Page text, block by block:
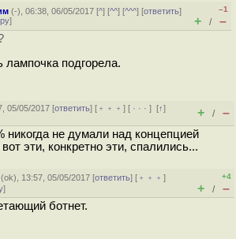
(-), 06:38, 06/05/2017 [^] [^^] [^^^] [ответить]
]
–1
+ / –
лампочка подгорела.
05/05/2017 [ответить] [ ﹢﹢﹢] [ · · ·][↑]
+ / –
никогда не думали над концепцией
эти, конкретно эти, спалились...
(ok), 13:57, 05/05/2017 [ответить] [ ﹢﹢﹢]
]
+4
+ / –
ботнет.